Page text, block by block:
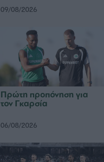
09/08/2026
Πρώτη προπόνηση για
τον Γκαρσία
06/08/2026